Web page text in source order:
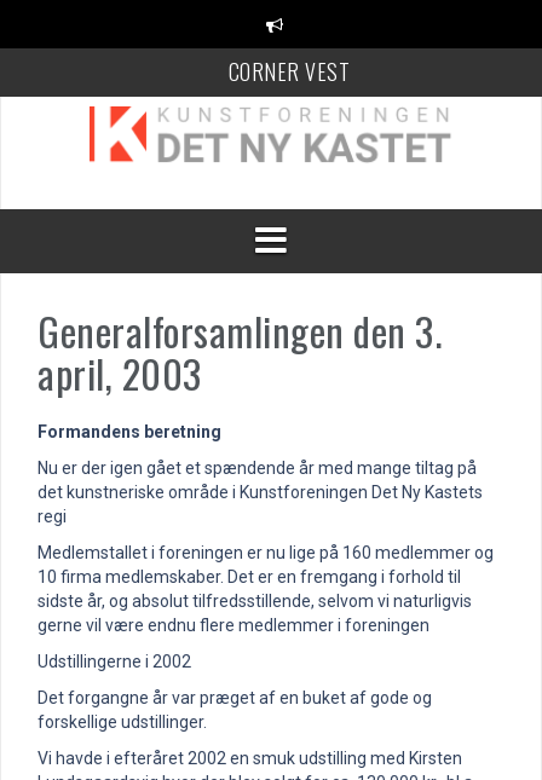
CORNER VEST
KANT Festival
100 Danske Keramikere
Generalforsamlingen den 3.
april, 2003
Formandens beretning
Nu er der igen gået et spændende år med mange tiltag på
det kunstneriske område i Kunstforeningen Det Ny Kastets
regi
Medlemstallet i foreningen er nu lige på 160 medlemmer og
10 firma medlemskaber. Det er en fremgang i forhold til
sidste år, og absolut tilfredsstillende, selvom vi naturligvis
gerne vil være endnu flere medlemmer i foreningen
Udstillingerne i 2002
Det forgangne år var præget af en buket af gode og
forskellige udstillinger.
Vi havde i efteråret 2002 en smuk udstilling med Kirsten